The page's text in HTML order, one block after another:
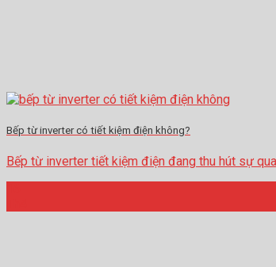
Bếp từ inverter có tiết kiệm điện không?
Bếp từ inverter tiết kiệm điện đang thu hút sự